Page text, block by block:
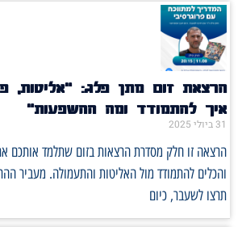
הרצאת זום מתן פלג: "אליטות,
איך להתמודד ומה ההשפעות"
31 ביולי 2025
הרצאה זו חלק מסדרת הרצאות בזום שתלמד אותכם
והכלים להתמודד מול האליטות והתעמולה. מעביר
תרצו לשעבר, כיום